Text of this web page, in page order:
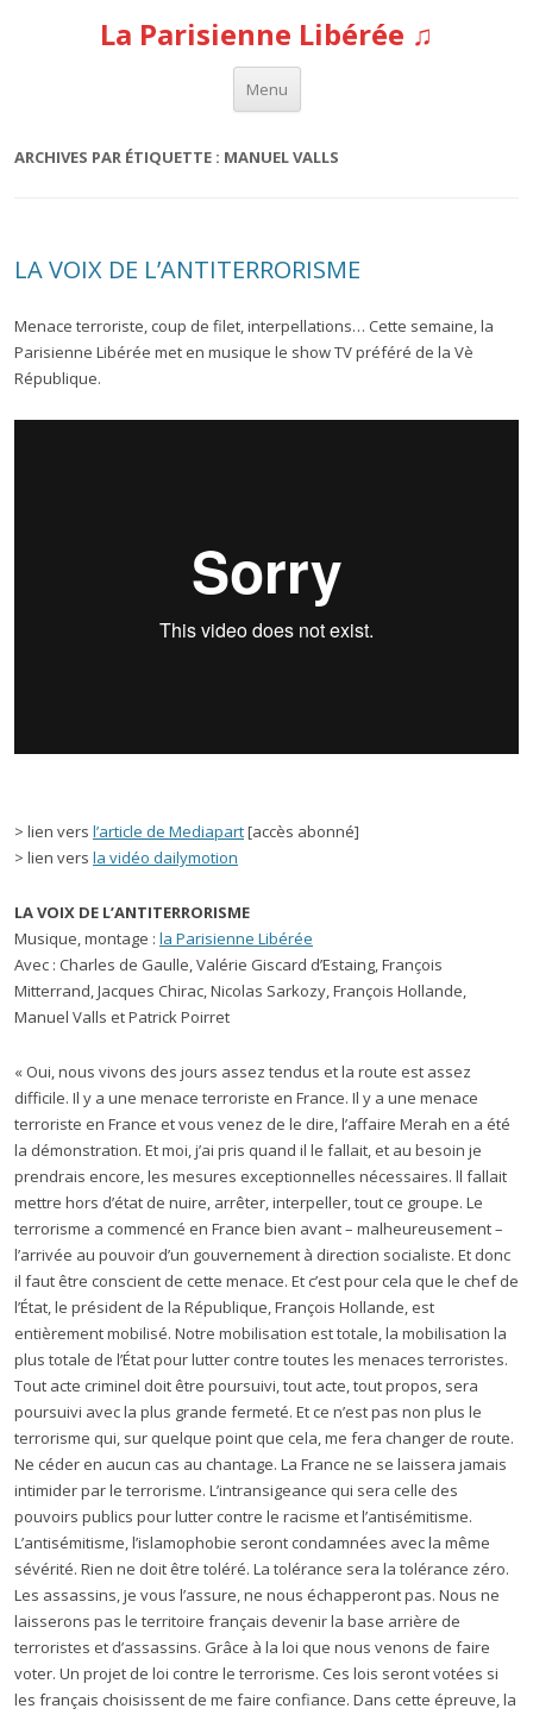
La Parisienne Libérée ♫
Menu
Aller au contenu
ARCHIVES PAR ÉTIQUETTE : MANUEL VALLS
LA VOIX DE L’ANTITERRORISME
Menace terroriste, coup de filet, interpellations… Cette semaine, la
Parisienne Libérée met en musique le show TV préféré de la Vè
République.
> lien vers l’article de Mediapart[accès abonné]
> lien vers la vidéo dailymotion
LA VOIX DE L’ANTITERRORISME
Musique, montage : la Parisienne Libérée
Avec : Charles de Gaulle, Valérie Giscard d’Estaing, François
Mitterrand, Jacques Chirac, Nicolas Sarkozy, François Hollande,
Manuel Valls et Patrick Poirret
« Oui, nous vivons des jours assez tendus et la route est assez
difficile. Il y a une menace terroriste en France. Il y a une menace
terroriste en France et vous venez de le dire, l’affaire Merah en a été
la démonstration. Et moi, j’ai pris quand il le fallait, et au besoin je
prendrais encore, les mesures exceptionnelles nécessaires. ll fallait
mettre hors d’état de nuire, arrêter, interpeller, tout ce groupe. Le
terrorisme a commencé en France bien avant – malheureusement –
l’arrivée au pouvoir d’un gouvernement à direction socialiste. Et donc
il faut être conscient de cette menace. Et c’est pour cela que le chef de
l’État, le président de la République, François Hollande, est
entièrement mobilisé. Notre mobilisation est totale, la mobilisation la
plus totale de l’État pour lutter contre toutes les menaces terroristes.
Tout acte criminel doit être poursuivi, tout acte, tout propos, sera
poursuivi avec la plus grande fermeté. Et ce n’est pas non plus le
terrorisme qui, sur quelque point que cela, me fera changer de route.
Ne céder en aucun cas au chantage. La France ne se laissera jamais
intimider par le terrorisme. L’intransigeance qui sera celle des
pouvoirs publics pour lutter contre le racisme et l’antisémitisme.
L’antisémitisme, l’islamophobie seront condamnées avec la même
sévérité. Rien ne doit être toléré. La tolérance sera la tolérance zéro.
Les assassins, je vous l’assure, ne nous échapperont pas. Nous ne
laisserons pas le territoire français devenir la base arrière de
terroristes et d’assassins. Grâce à la loi que nous venons de faire
voter. Un projet de loi contre le terrorisme. Ces lois seront votées si
les français choisissent de me faire confiance. Dans cette épreuve, la